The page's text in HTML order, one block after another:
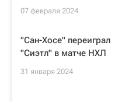
07 февраля 2024
"Сан-Хосе" переиграл
"Сиэтл" в матче НХЛ
31 января 2024